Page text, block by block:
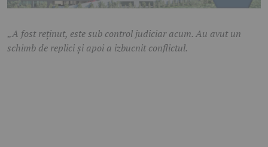
„A fost reținut, este sub control judiciar acum. Au avut un
schimb de replici și apoi a izbucnit conflictul.